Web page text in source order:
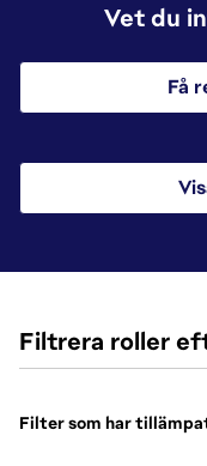
Vet du
Få
Filtrera roller
1 Resultat
Filter som har